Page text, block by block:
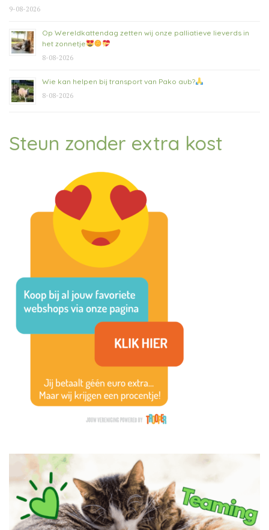
9-08-2026
Op Wereldkattendag zetten wij onze palliatieve lieverds in
het zonnetje
8-08-2026
Wie kan helpen bij transport van Pako aub?
8-08-2026
Steun zonder extra kost